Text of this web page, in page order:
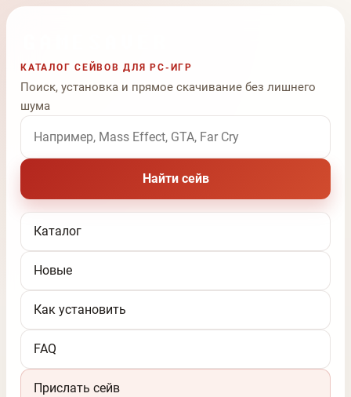
КАТАЛОГ СЕЙВОВ ДЛЯ PC-ИГР
Поиск, установка и прямое скачивание без лишнего
шума
Поиск по названию игры
Найти сейв
Каталог
Новые
Как установить
FAQ
Прислать сейв